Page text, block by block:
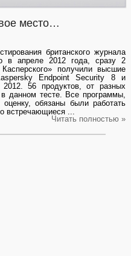
место…
британского журнала
в апреле 2012 года, сразу 2
получили высшие
Endpoint Security 8 и
56 продуктов, от разных
данном тесте. Все программы,
обязаны были работать
встречающиеся ...
Читать полностью »